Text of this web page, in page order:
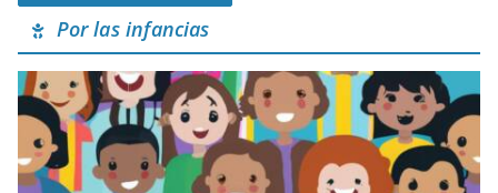
Por las infancias